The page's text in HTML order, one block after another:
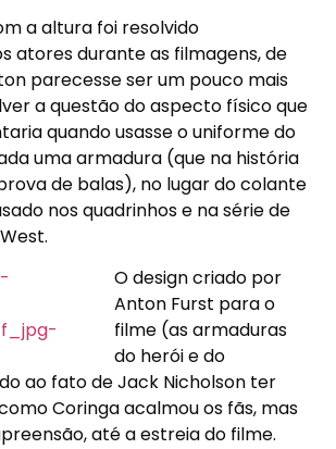
a altura foi resolvido
atores durante as filmagens, de
parecesse ser um pouco mais
a questão do aspecto físico que
quando usasse o uniforme do
uma armadura (que na história
de balas), no lugar do colante
nos quadrinhos e na série de
O design criado por
Anton Furst para o
filme (as armaduras
do herói e do
ao fato de Jack Nicholson ter
Coringa acalmou os fãs, mas
até a estreia do filme.